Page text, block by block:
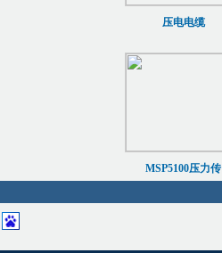
压电电缆
MSP5100压力传